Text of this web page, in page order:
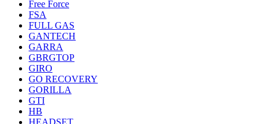
Free Force
FSA
FULL GAS
GANTECH
GARRA
GBRGTOP
GIRO
GO RECOVERY
GORILLA
GTI
HB